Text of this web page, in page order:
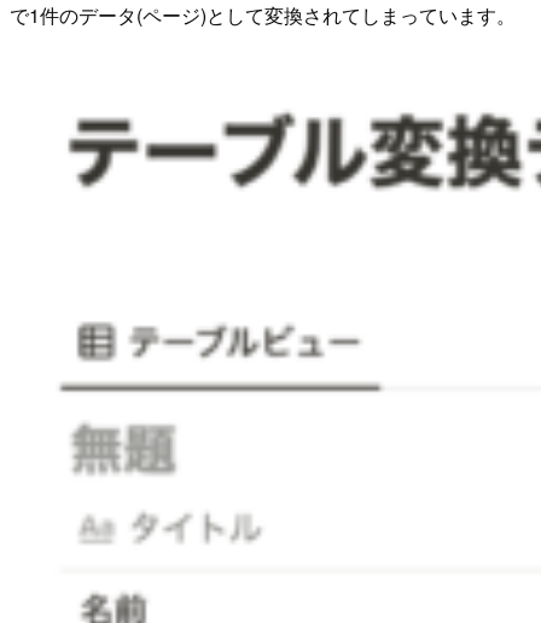
で1件のデータ(ページ)として変換されてしまっています。